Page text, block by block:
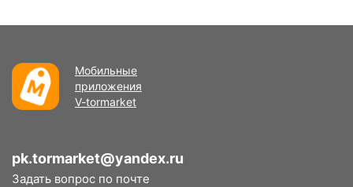
Мобильные
приложения
V-tormarket
pk.tormarket@yandex.ru
Задать вопрос по почте